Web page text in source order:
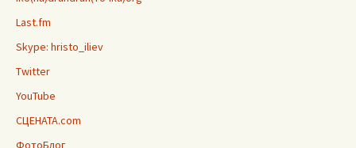
Last.fm
Skype: hristo_iliev
Twitter
YouTube
СЦЕНАТА.com
ФотоБлог